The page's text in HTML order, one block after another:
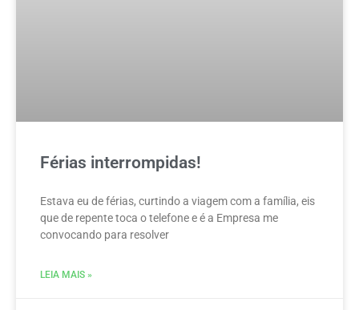
Férias interrompidas!
Estava eu de férias, curtindo a viagem com a família, eis
que de repente toca o telefone e é a Empresa me
convocando para resolver
LEIA MAIS »